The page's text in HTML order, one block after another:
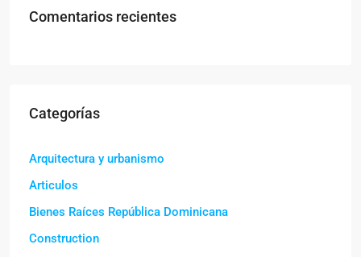
Comentarios recientes
Categorías
Arquitectura y urbanismo
Articulos
Bienes Raíces República Dominicana
Construction